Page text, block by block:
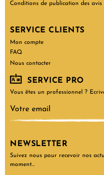
Conditions de publication des avis
SERVICE CLIENTS
Mon compte
FAQ
Nous contacter
SERVICE PRO
Vous êtes un professionnel ?
NEWSLETTER
Suivez nous pour recevoir nos
moment…